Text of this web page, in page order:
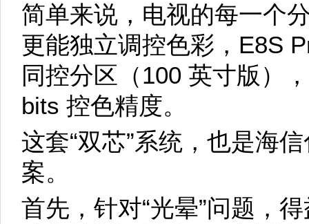
简单来说，电视的每一个
更能独立调控色彩，E8S
同控分区（100 英寸版）
bits 控色精度。
这套“双芯”系统，也是海
案。
首先，针对“光晕”问题，